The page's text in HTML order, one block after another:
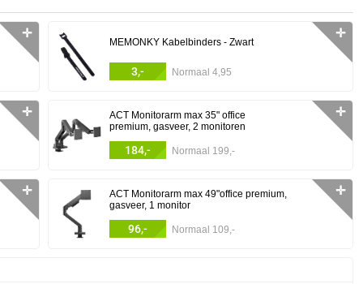
✛
MEMONKY Kabelbinders - Zwart
3,- Normaal 4,95
✛
✛
ACT Monitorarm max 35" office
premium, gasveer, 2 monitoren
184,- Normaal 199,-
✛
✛
ACT Monitorarm max 49"office premium,
gasveer, 1 monitor
96,- Normaal 109,-
✛